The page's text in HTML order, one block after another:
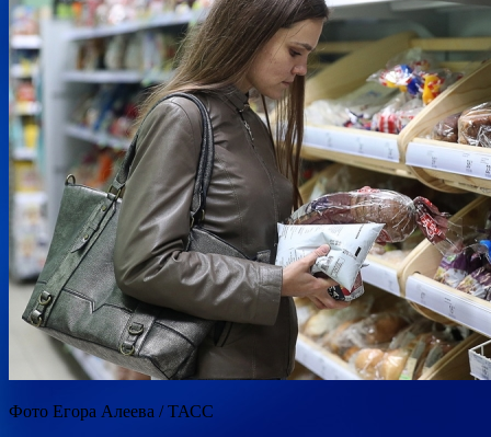
Фото Егора Алеева / ТАСС